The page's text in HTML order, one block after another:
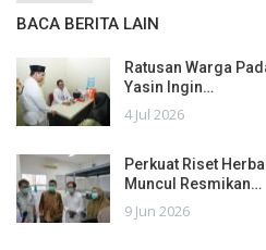
BACA BERITA LAIN
Ratusan Warga
Yasin Ingin…
4 Jul 2026
Perkuat Riset
Muncul Resmikan…
9 Jun 2026